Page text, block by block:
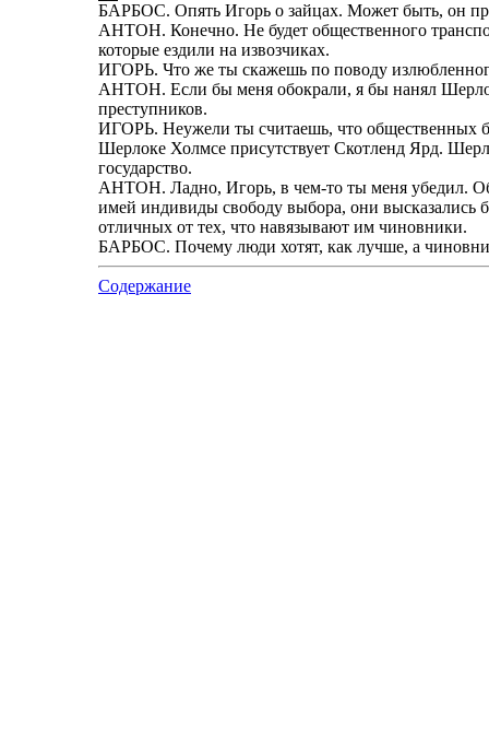
БАРБОС. Опять Игорь о зайцах. Может быть, он
АНТОН. Конечно. Не будет общественного
которые ездили на извозчиках.
ИГОРЬ. Что же ты скажешь по поводу
АНТОН. Если бы меня обокрали, я бы нанял
преступников.
ИГОРЬ. Неужели ты считаешь, что общественных
Шерлоке Холмсе присутствует Скотленд Ярд.
государство.
АНТОН. Ладно, Игорь, в чем-то ты меня убедил.
имей индивиды свободу выбора, они высказались
отличных от тех, что навязывают им чиновники.
БАРБОС. Почему люди хотят, как лучше, а
Содержание